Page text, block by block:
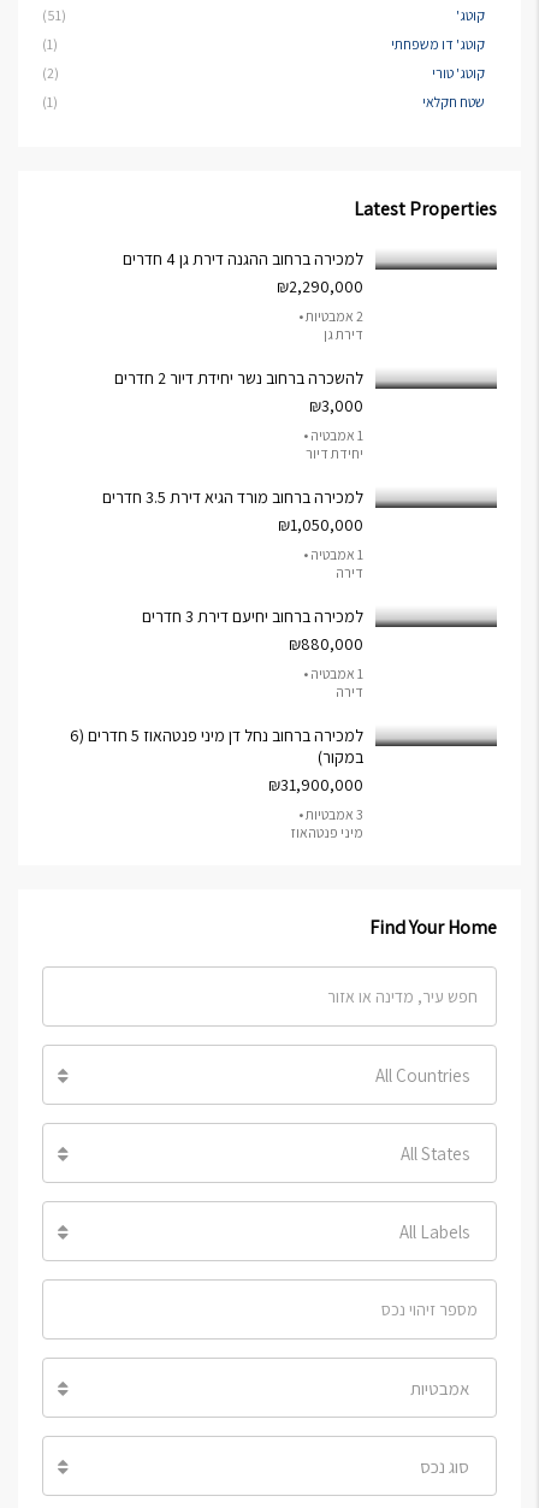
קוטג'
(51)
קוטג' דו משפחתי
(1)
קוטג' טורי
(2)
שטח חקלאי
(1)
Latest Properties
למכירה ברחוב ההגנה דירת גן 4 חדרים
₪2,290,000
2 אמבטיות •
דירת גן
להשכרה ברחוב נשר יחידת דיור 2 חדרים
₪3,000
1 אמבטיה •
יחידת דיור
למכירה ברחוב מורד הגיא דירת 3.5 חדרים
₪1,050,000
1 אמבטיה •
דירה
למכירה ברחוב יחיעם דירת 3 חדרים
₪880,000
1 אמבטיה •
דירה
למכירה ברחוב נחל דן מיני פנטהאוז 5 חדרים (6
במקור)
₪31,900,000
3 אמבטיות •
מיני פנטהאוז
Find Your Home
All Countries
All States
All Labels
אמבטיות
סוג נכס